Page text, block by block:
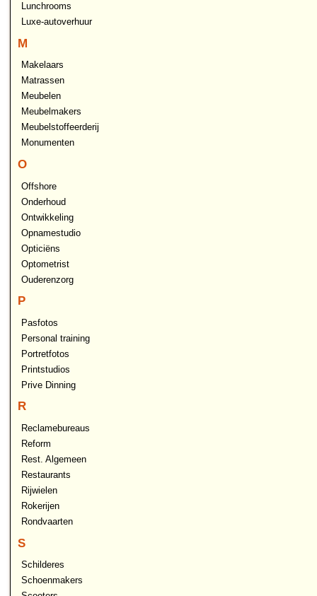
Lunchrooms
Luxe-autoverhuur
M
Makelaars
Matrassen
Meubelen
Meubelmakers
Meubelstoffeerderij
Monumenten
O
Offshore
Onderhoud
Ontwikkeling
Opnamestudio
Opticiëns
Optometrist
Ouderenzorg
P
Pasfotos
Personal training
Portretfotos
Printstudios
Prive Dinning
R
Reclamebureaus
Reform
Rest. Algemeen
Restaurants
Rijwielen
Rokerijen
Rondvaarten
S
Schilderes
Schoenmakers